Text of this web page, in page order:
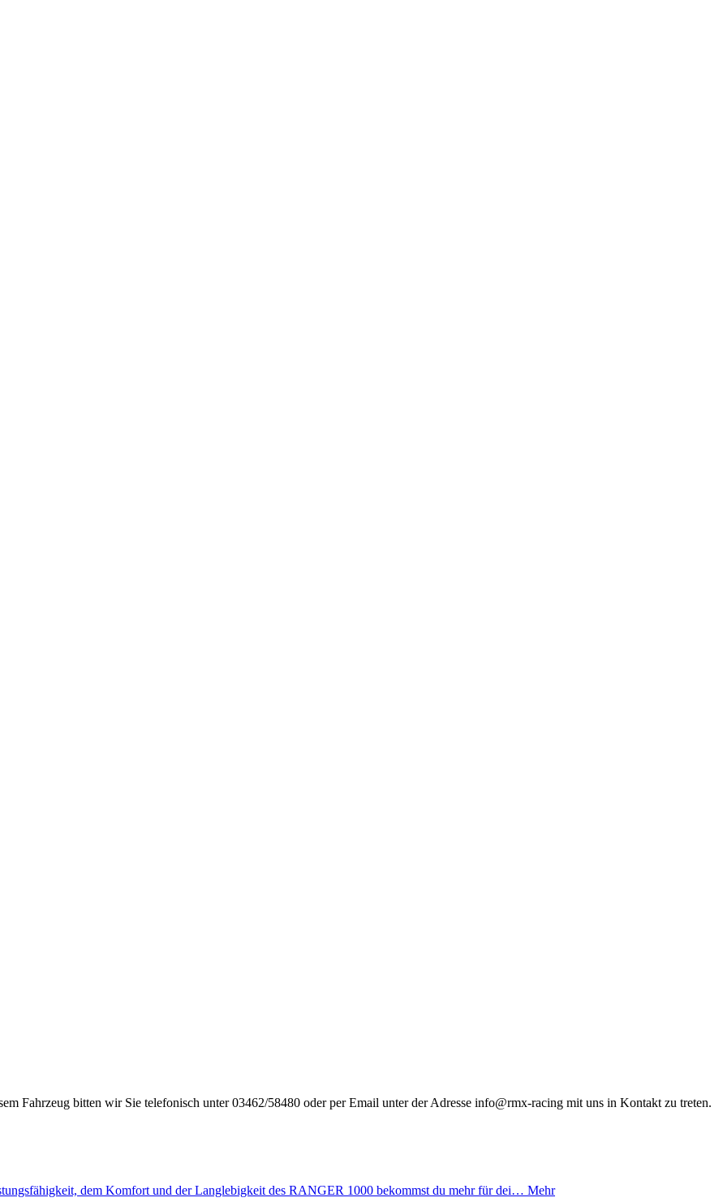
Fahrzeug bitten wir Sie telefonisch unter 03462/58480 oder per Email unter der Adresse info@rmx-racing mit uns in Kontakt zu treten.
dem Komfort und der Langlebigkeit des RANGER 1000 bekommst du mehr für dei… Mehr